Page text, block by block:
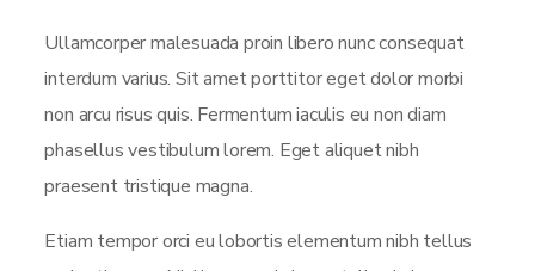
Ullamcorper malesuada proin libero nunc consequat
interdum varius. Sit amet porttitor eget dolor morbi
non arcu risus quis. Fermentum iaculis eu non diam
phasellus vestibulum lorem. Eget aliquet nibh
praesent tristique magna.
Etiam tempor orci eu lobortis elementum nibh tellus